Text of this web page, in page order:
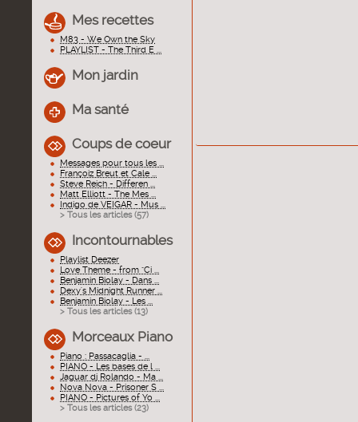
Mes recettes
M83 - We Own the Sky
PLAYLIST - The Third E ...
Mon jardin
Ma santé
Coups de coeur
Messages pour tous les ...
Françoiz Breut et Cale ...
Steve Reich - Differen ...
Matt Elliott - The Mes ...
Indigo de VEIGAR - Mus ...
> Tous les articles (57)
Incontournables
Playlist Deezer
Love Theme - from "Ci ...
Benjamin Biolay - Dans ...
Dexy's Midnight Runner ...
Benjamin Biolay - Les ...
> Tous les articles (13)
Morceaux Piano
Piano : Passacaglia - ...
PIANO - Les bases de l ...
Jaguar dj Rolando - Ma ...
Nova Nova - Prisoner S ...
PIANO - Pictures of Yo ...
> Tous les articles (23)